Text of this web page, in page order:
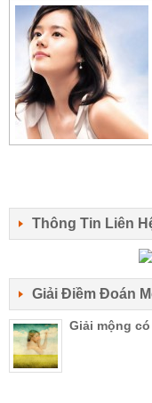
Thông Tin Liên
Giải Điềm Đoán
Giải mộng